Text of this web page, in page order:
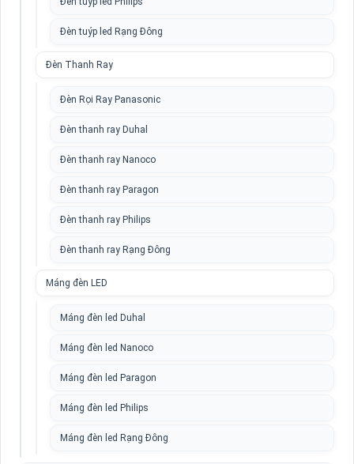
Đèn tuýp led Rạng Đông
Đèn Thanh Ray
Đèn Rọi Ray Panasonic
Đèn thanh ray Duhal
Đèn thanh ray Nanoco
Đèn thanh ray Paragon
Đèn thanh ray Philips
Đèn thanh ray Rạng Đông
Máng đèn LED
Máng đèn led Duhal
Máng đèn led Nanoco
Máng đèn led Paragon
Máng đèn led Philips
Máng đèn led Rạng Đông